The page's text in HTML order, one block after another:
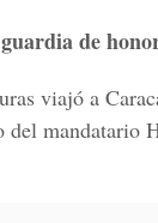
de
viajó a
del mandatario